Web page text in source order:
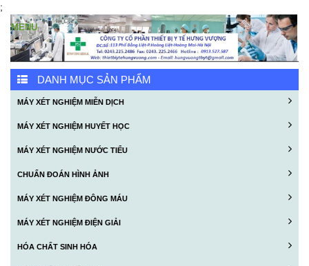
;
DANH MỤC SẢN PHẨM
MÁY XÉT NGHIỆM MIỄN DỊCH
MÁY XÉT NGHIỆM HUYẾT HỌC
MÁY XÉT NGHIỆM NƯỚC TIỂU
CHUẨN ĐOÁN HÌNH ẢNH
MÁY XÉT NGHIỆM ĐÔNG MÁU
MÁY XÉT NGHIỆM ĐIỆN GIẢI
HÓA CHẤT SINH HÓA